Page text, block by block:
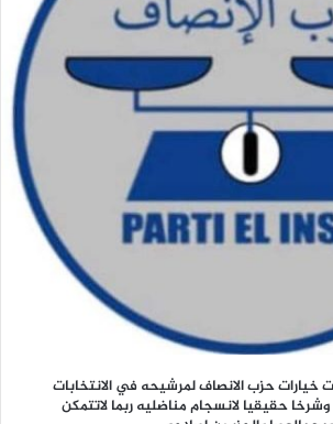
خيارات حزب الانصاف لمرشيحه في الانتخابات
حقيقيا لانسجام مناضليه ربما لاتتمكن